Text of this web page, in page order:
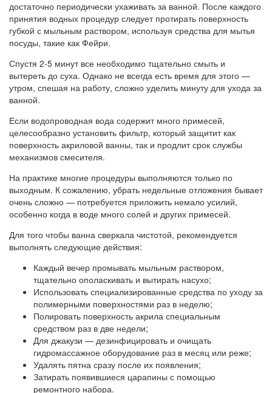
достаточно периодически ухаживать за ванной. После каждого
принятия водных процедур следует протирать поверхность
губкой с мыльным раствором, используя средства для мытья
посуды, такие как Фейри.
Спустя 2-5 минут все необходимо тщательно смыть и
вытереть до суха. Однако не всегда есть время для этого —
утром, спешая на работу, сложно уделить минуту для ухода за
ванной.
Если водопроводная вода содержит много примесей,
целесообразно установить фильтр, который защитит как
поверхность акриловой ванны, так и продлит срок службы
механизмов смесителя.
На практике многие процедуры выполняются только по
выходным. К сожалению, убрать недельные отложения бывает
очень сложно — потребуется приложить немало усилий,
особенно когда в воде много солей и других примесей.
Для того чтобы ванна сверкала чистотой, рекомендуется
выполнять следующие действия:
Каждый вечер промывать мыльным раствором,
тщательно ополаскивать и вытирать насухо;
Использовать специализированные средства по уходу за
полимерными поверхностями раз в неделю;
Полировать поверхность акрила специальным
средством раз в две недели;
Для джакузи — дезинфицировать и очищать
гидромассажное оборудование раз в месяц или реже;
Удалять пятна сразу после их появления;
Затирать появившиеся царапины с помощью
ремонтного набора.